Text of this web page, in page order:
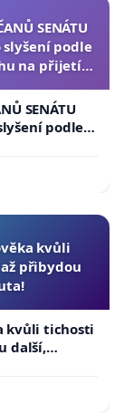
SENÁTU
slyšení podle
na přijetí
SENÁTU
podle §
přijetí
kvůli
přibydou
kvůli tichosti
další,